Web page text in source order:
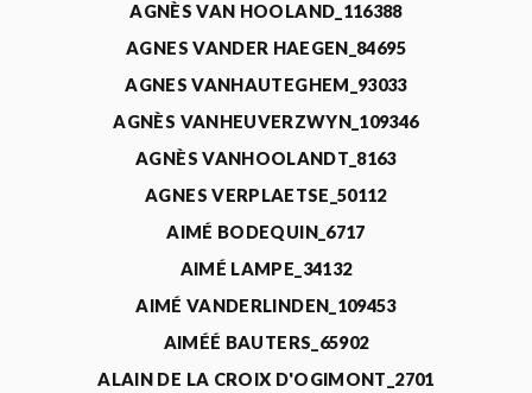
AGNÈS VAN HOOLAND_116388
AGNES VANDER HAEGEN_84695
AGNES VANHAUTEGHEM_93033
AGNÈS VANHEUVERZWYN_109346
AGNÈS VANHOOLANDT_8163
AGNES VERPLAETSE_50112
AIMÉ BODEQUIN_6717
AIMÉ LAMPE_34132
AIMÉ VANDERLINDEN_109453
AIMÉÉ BAUTERS_65902
ALAIN DE LA CROIX D'OGIMONT_2701